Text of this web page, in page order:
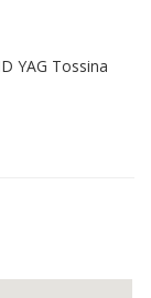
YAG Tossina